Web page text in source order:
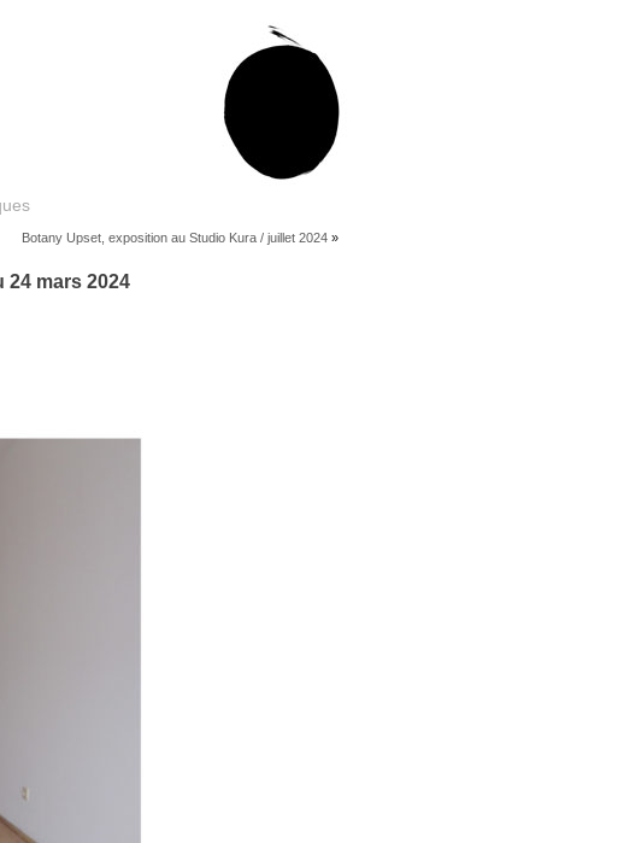
Botany Upset, exposition au Studio Kura / juillet 2024 »
24 mars 2024